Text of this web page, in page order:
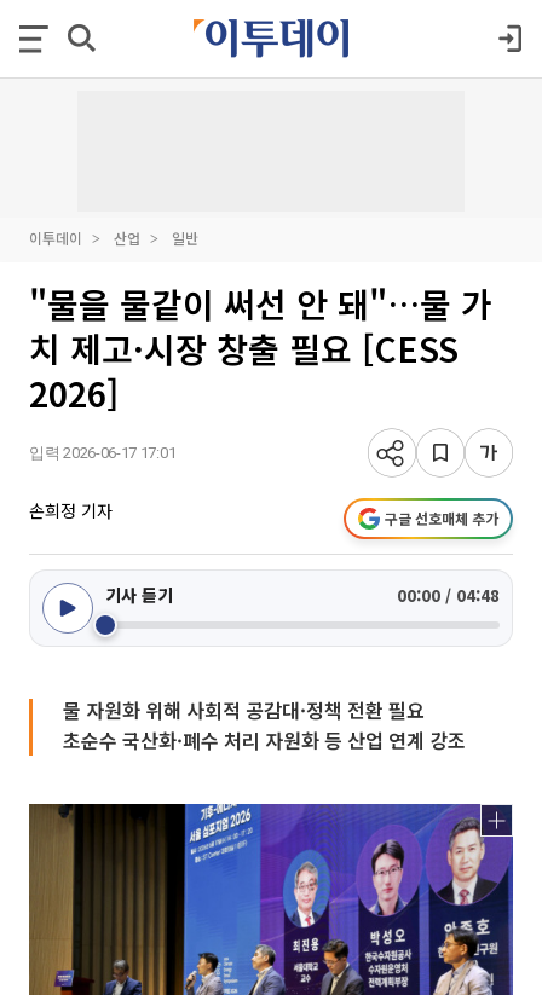
이투데이 산업 일반
"물을 물같이 써선 안 돼"…물 가
치 제고·시장 창출 필요 [CESS
2026]
입력 2026-06-17 17:01
손희정 기자 구글 선호매체 추가
기사 듣기 00:00 / 04:48
물 자원화 위해 사회적 공감대·정책 전환 필요
초순수 국산화·폐수 처리 자원화 등 산업 연계 강조